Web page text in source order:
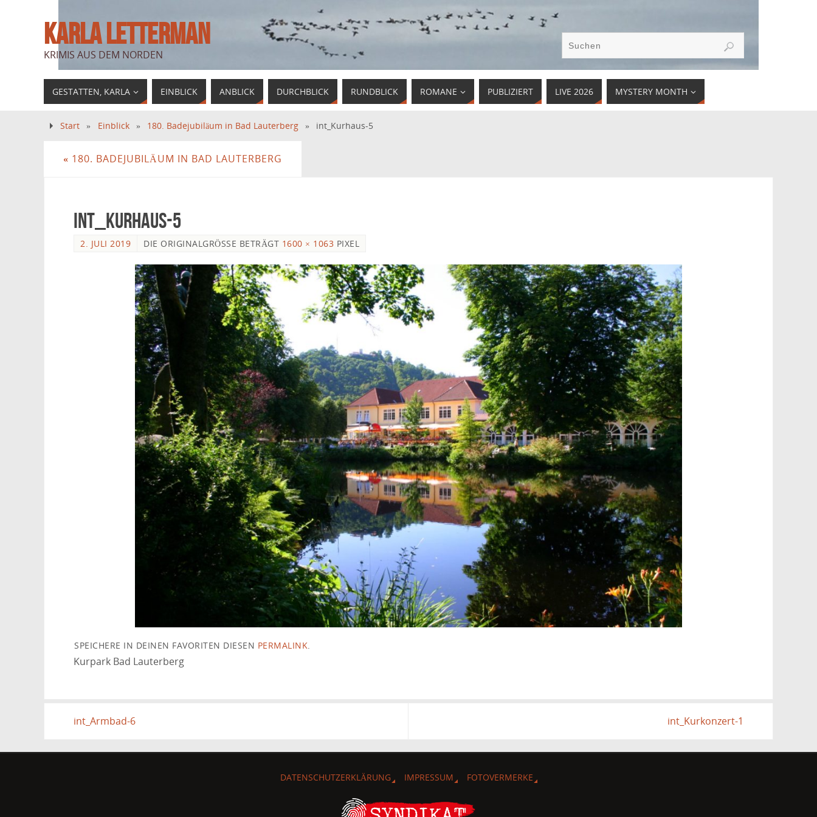
KARLA LETTERMAN
KRIMIS AUS DEM NORDEN
GESTATTEN, KARLA EINBLICK ANBLICK DURCHBLICK RUNDBLICK ROMANE PUBLIZIERT LIVE 2026 MYSTERY MONTH
Start » Einblick » 180. Badejubiläum in Bad Lauterberg » int_Kurhaus-5
« 180. BADEJUBILÄUM IN BAD LAUTERBERG
int_Kurhaus-5
2. JULI 2019 DIE ORIGINALGRÖSSE BETRÄGT 1600 × 1063 PIXEL
SPEICHERE IN DEINEN FAVORITEN DIESEN PERMALINK.
Kurpark Bad Lauterberg
int_Armbad-6 int_Kurkonzert-1
DATENSCHUTZERKLÄRUNG IMPRESSUM FOTOVERMERKE